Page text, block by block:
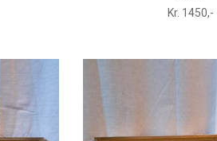
Kr. 1450,-